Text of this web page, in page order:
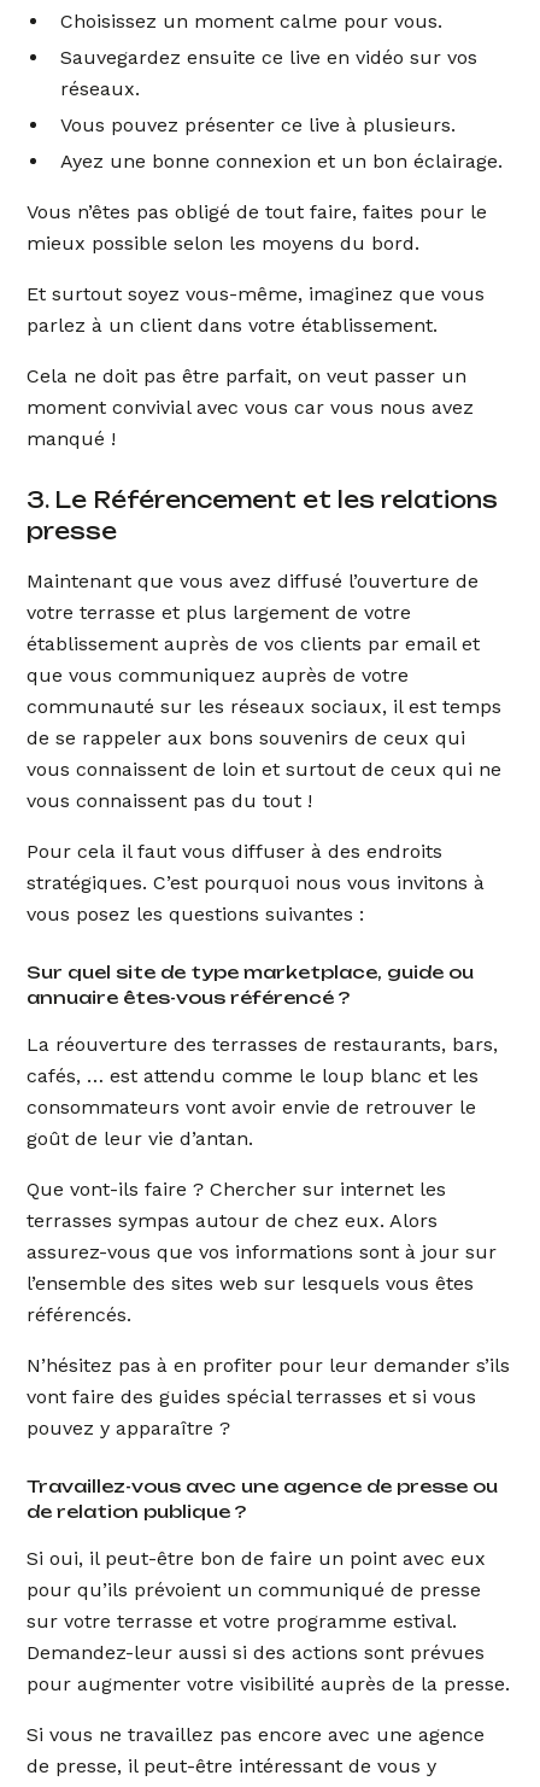
Choisissez un moment calme pour vous.
Sauvegardez ensuite ce live en vidéo sur vos
réseaux.
Vous pouvez présenter ce live à plusieurs.
Ayez une bonne connexion et un bon éclairage.
Vous n’êtes pas obligé de tout faire, faites pour le
mieux possible selon les moyens du bord.
Et surtout soyez vous-même, imaginez que vous
parlez à un client dans votre établissement.
Cela ne doit pas être parfait, on veut passer un
moment convivial avec vous car vous nous avez
manqué !
3. Le Référencement et les relations
presse
Maintenant que vous avez diffusé l’ouverture de
votre terrasse et plus largement de votre
établissement auprès de vos clients par email et
que vous communiquez auprès de votre
communauté sur les réseaux sociaux, il est temps
de se rappeler aux bons souvenirs de ceux qui
vous connaissent de loin et surtout de ceux qui ne
vous connaissent pas du tout !
Pour cela il faut vous diffuser à des endroits
stratégiques. C’est pourquoi nous vous invitons à
vous posez les questions suivantes :
Sur quel site de type marketplace, guide ou
annuaire êtes-vous référencé ?
La réouverture des terrasses de restaurants, bars,
cafés, … est attendu comme le loup blanc et les
consommateurs vont avoir envie de retrouver le
goût de leur vie d’antan.
Que vont-ils faire ? Chercher sur internet les
terrasses sympas autour de chez eux. Alors
assurez-vous que vos informations sont à jour sur
l’ensemble des sites web sur lesquels vous êtes
référencés.
N’hésitez pas à en profiter pour leur demander s’ils
vont faire des guides spécial terrasses et si vous
pouvez y apparaître ?
Travaillez-vous avec une agence de presse ou
de relation publique ?
Si oui, il peut-être bon de faire un point avec eux
pour qu’ils prévoient un communiqué de presse
sur votre terrasse et votre programme estival.
Demandez-leur aussi si des actions sont prévues
pour augmenter votre visibilité auprès de la presse.
Si vous ne travaillez pas encore avec une agence
de presse, il peut-être intéressant de vous y